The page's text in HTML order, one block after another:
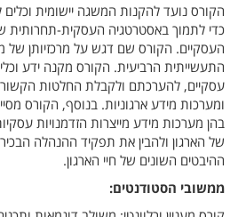
הקורס נועד להקנות המשגה יישומית וכלים
כדי לתמוך באסטרטגיה העסקית-תחרותית
העסקיים. הקורס שם דגש על מרכזיותן
התעשייתית הרביעית. הקורס מקנה ידע
עסקיים, להערכתם ולקבלת החלטות
ומערכות מידע ארגוניות. בנוסף, הקורס
בהן מערכות מידע מייצרות הזדמנויות
של הארגון ולהבין את תפקיד ההנהלה
ההיבטים השונים של חיי הארגון.
ממשובי הסטודנטים: